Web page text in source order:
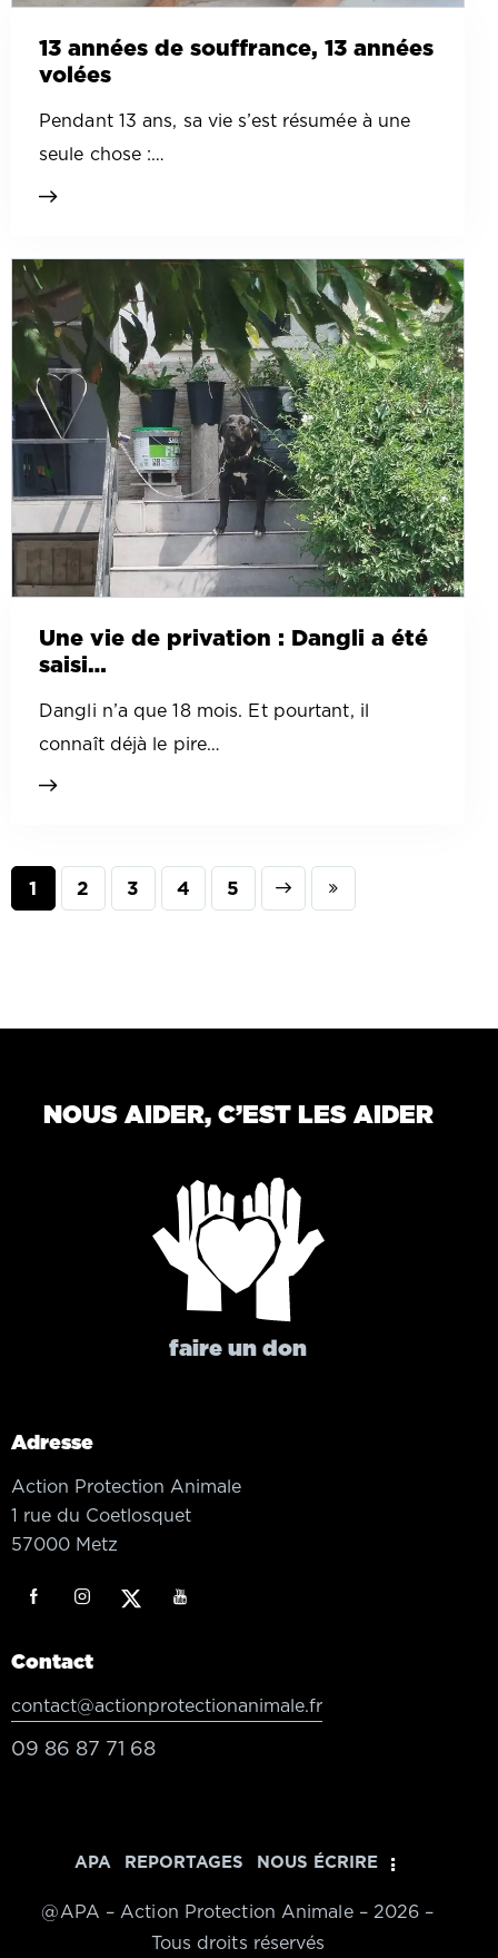
13 années de souffrance, 13 années
volées
Pendant 13 ans, sa vie s’est résumée à une
seule chose :…
Une vie de privation : Dangli a été
saisi…
Dangli n’a que 18 mois. Et pourtant, il
connaît déjà le pire…
1 2 3 4 5
Next Last
NOUS AIDER, C’EST LES AIDER
faire un don
Adresse
Action Protection Animale
1 rue du Coetlosquet
57000 Metz
Contact
contact@actionprotectionanimale.fr
09 86 87 71 68
APA REPORTAGES NOUS ÉCRIRE
@APA – Action Protection Animale – 2026 –
Tous droits réservés